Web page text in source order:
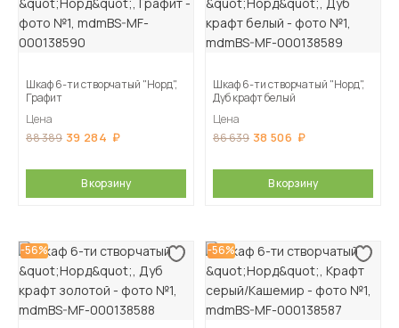
Шкаф 6-ти створчатый "Норд",
Графит
Цена
88 389 39 284
В корзину
Шкаф 6-ти створчатый "Норд",
Дуб крафт белый
Цена
86 639 38 506
В корзину
-56% -56%